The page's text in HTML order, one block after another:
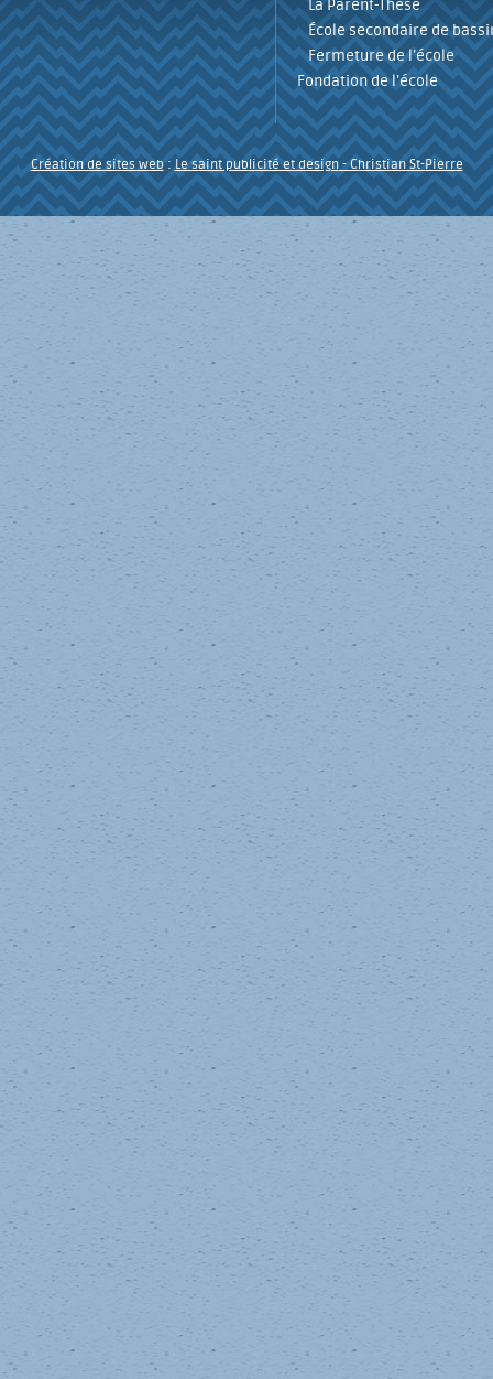
La Parent-Thèse
École secondaire de
Fermeture de l’école
Fondation de l’école
Création de sites web:Le saint publicité et design- Christian St-Pierre